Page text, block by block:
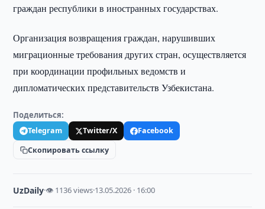
граждан республики в иностранных государствах.
Организация возвращения граждан, нарушивших
миграционные требования других стран, осуществляется
при координации профильных ведомств и
дипломатических представительств Узбекистана.
Поделиться:
Telegram Twitter/X
Facebook
Скопировать ссылку
UzDaily·👁 1136 views·13.05.2026 · 16:00